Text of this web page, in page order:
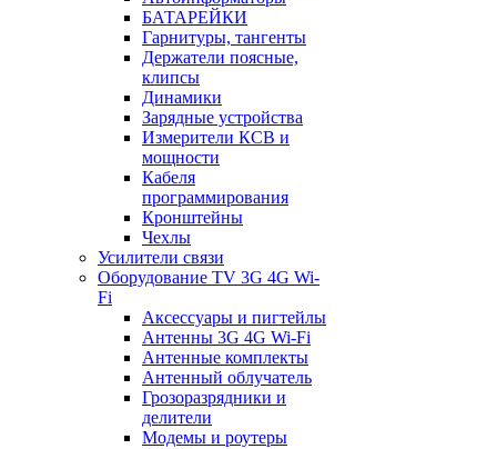
БАТАРЕЙКИ
Гарнитуры, тангенты
Держатели поясные,
клипсы
Динамики
Зарядные устройства
Измерители КСВ и
мощности
Кабеля
программирования
Кронштейны
Чехлы
Усилители связи
Оборудование TV 3G 4G Wi-
Fi
Аксессуары и пигтейлы
Антенны 3G 4G Wi-Fi
Антенные комплекты
Антенный облучатель
Грозоразрядники и
делители
Модемы и роутеры